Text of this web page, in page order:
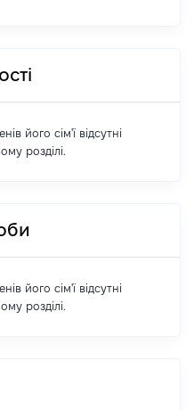
його сім'ї відсутні
розділі.
його сім'ї відсутні
розділі.